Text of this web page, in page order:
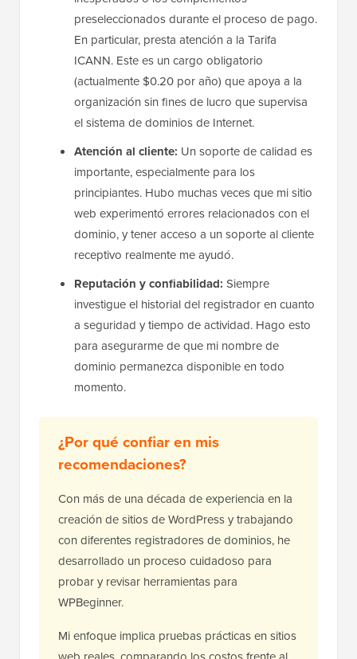
preseleccionados durante el proceso de pago.
En particular, presta atención a la Tarifa
ICANN. Este es un cargo obligatorio
(actualmente $0.20 por año) que apoya a la
organización sin fines de lucro que supervisa
el sistema de dominios de Internet.
Atención al cliente: Un soporte de calidad es
importante, especialmente para los
principiantes. Hubo muchas veces que mi sitio
web experimentó errores relacionados con el
dominio, y tener acceso a un soporte al cliente
receptivo realmente me ayudó.
Reputación y confiabilidad: Siempre
investigue el historial del registrador en cuanto
a seguridad y tiempo de actividad. Hago esto
para asegurarme de que mi nombre de
dominio permanezca disponible en todo
momento.
¿Por qué confiar en mis
recomendaciones?
Con más de una década de experiencia en la
creación de sitios de WordPress y trabajando
con diferentes registradores de dominios, he
desarrollado un proceso cuidadoso para
probar y revisar herramientas para
WPBeginner.
Mi enfoque implica pruebas prácticas en sitios